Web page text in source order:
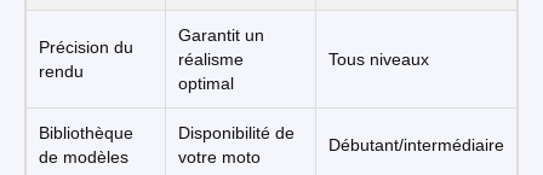
Précision du
rendu
Garantit un
réalisme
optimal
Tous niveaux
Bibliothèque
de modèles
Disponibilité de
votre moto
Débutant/intermédiaire